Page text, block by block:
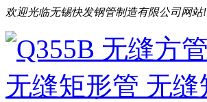
欢迎光临无锡快发钢管制造有限公司网站!